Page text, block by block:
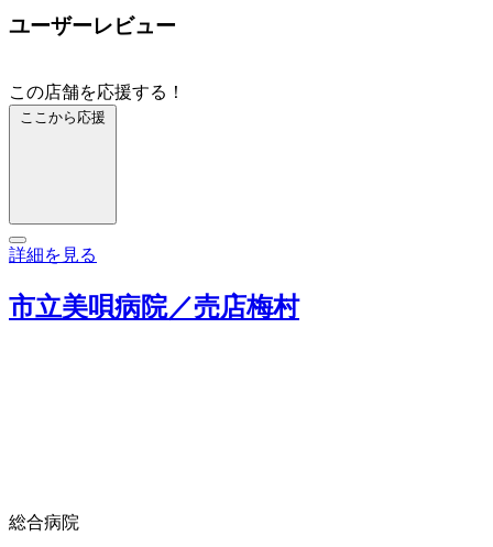
ユーザーレビュー
この店舗を応援する！
ここから応援
詳細を見る
市立美唄病院／売店梅村
総合病院